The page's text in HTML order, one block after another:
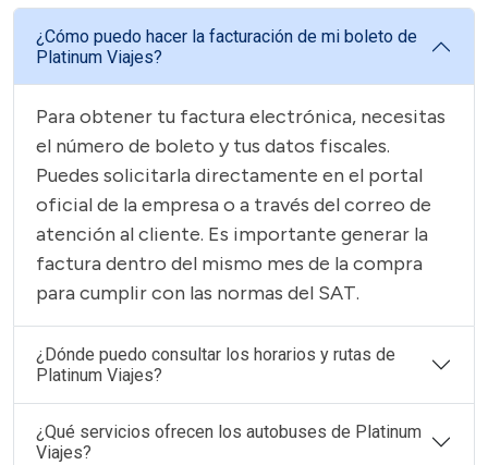
¿Cómo puedo hacer la facturación de mi boleto de
Platinum Viajes?
Para obtener tu factura electrónica, necesitas
el número de boleto y tus datos fiscales.
Puedes solicitarla directamente en el portal
oficial de la empresa o a través del correo de
atención al cliente. Es importante generar la
factura dentro del mismo mes de la compra
para cumplir con las normas del SAT.
¿Dónde puedo consultar los horarios y rutas de
Platinum Viajes?
¿Qué servicios ofrecen los autobuses de Platinum
Viajes?